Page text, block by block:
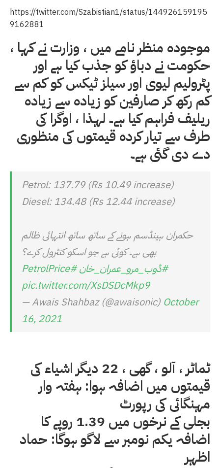
https://twitter.com/Szabistian1/status/144926159195
9162881
موجودہ منظر نامے میں ، وزارت نے کہا ،
حکومت نے دباؤ کو جذب کیا ہے اور
پٹرولیم لیوی اور سیلز ٹیکس کو کم سے
کم رکھ کر صارفین کو زیادہ سے زیادہ
ریلیف فراہم کیا ہے۔ لہذا ، اوگرا کی
طرف سے تیار کردہ قیمتوں کی منظوری
دے دی گئی ہے۔
Petrol: 137.79 (Rs 10.49 increase)
Diesel: 134.48 (Rs 12.44 increase)
حکمران ہینڈسم ہونے کے ساتھ ساتھ انتہائی ظالم
بھی ہے۔ کوئی ہے جو اسکو کنٹرول کرے؟
#ڈوب_مرو_عمران_خان #PetrolPrice
pic.twitter.com/XsDSDcMkp9
— Awais Shahbaz (@awaisonic) October
16, 2021
ٹماٹر ، آلو ، گھی ، 22 دیگر اشیاء کی
قیمتوں میں اضافہ ہوا: ہفتہ وار
مہنگائی کی رپورٹ
بجلی کے نرخوں میں 1.39 روپے کا
اضافہ یکم نومبر سے لاگو ہوگا: حماد
اظہر